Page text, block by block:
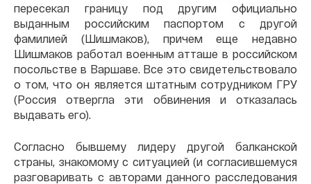
пересекал границу под другим официально
выданным российским паспортом с другой
фамилией (Шишмаков), причем еще недавно
Шишмаков работал военным атташе в российском
посольстве в Варшаве. Все это свидетельствовало
о том, что он является штатным сотрудником ГРУ
(Россия отвергла эти обвинения и отказалась
выдавать его).
Согласно бывшему лидеру другой балканской
страны, знакомому с ситуацией (и согласившемуся
разговаривать с авторами данного расследования